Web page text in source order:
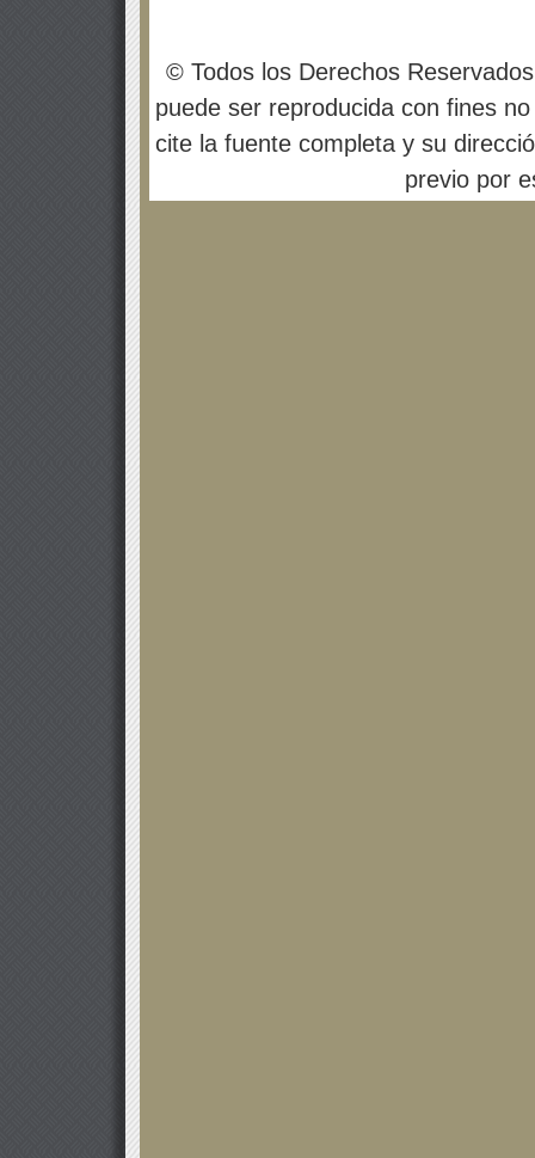
© Todos los Derechos
puede ser reproducida con fines
cite la fuente completa y su
previo por